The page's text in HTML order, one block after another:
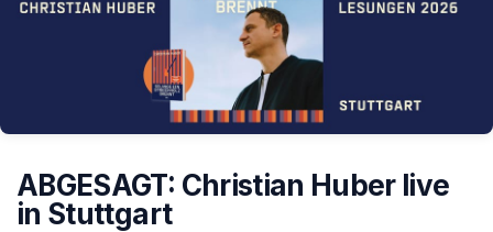
ABGESAGT: Christian Huber live
in Stuttgart